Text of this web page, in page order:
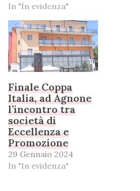
In "In evidenza"
Finale Coppa
Italia, ad Agnone
l’incontro tra
società di
Eccellenza e
Promozione
29 Gennaio 2024
In "In evidenza"